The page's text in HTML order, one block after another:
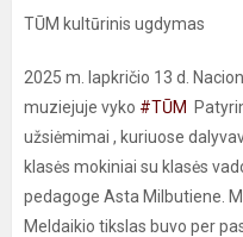
TŪM kultūrinis ugdymas
2025 m. lapkričio 13 d.
muziejuje vyko #TŪM
užsiėmimai , kuriuose
klasės mokiniai su klasės
pedagoge Asta Milbutiene.
Meldaikio tikslas buvo per